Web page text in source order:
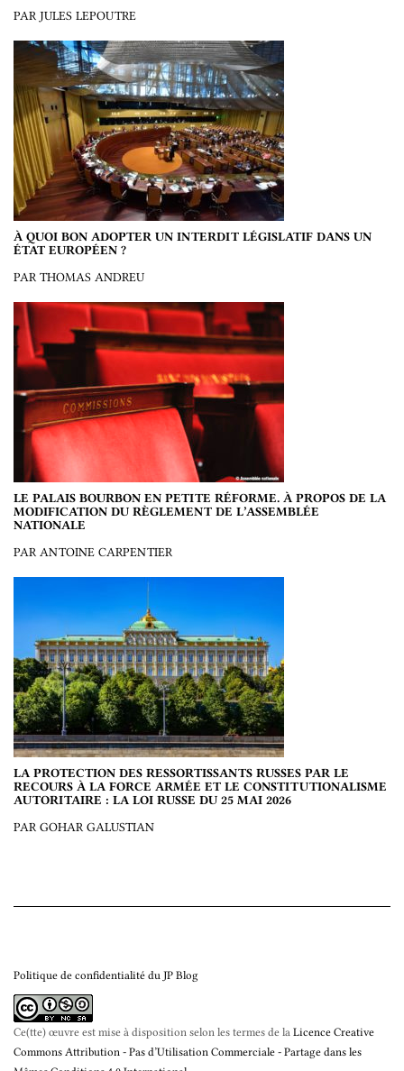
PAR JULES LEPOUTRE
À QUOI BON ADOPTER UN INTERDIT LÉGISLATIF DANS UN
ÉTAT EUROPÉEN ?
PAR THOMAS ANDREU
LE PALAIS BOURBON EN PETITE RÉFORME. À PROPOS DE LA
MODIFICATION DU RÈGLEMENT DE L’ASSEMBLÉE
NATIONALE
PAR ANTOINE CARPENTIER
LA PROTECTION DES RESSORTISSANTS RUSSES PAR LE
RECOURS À LA FORCE ARMÉE ET LE CONSTITUTIONALISME
AUTORITAIRE : LA LOI RUSSE DU 25 MAI 2026
PAR GOHAR GALUSTIAN
Politique de confidentialité du JP Blog
Ce(tte) œuvre est mise à disposition selon les termes de la Licence Creative
Commons Attribution - Pas d’Utilisation Commerciale - Partage dans les